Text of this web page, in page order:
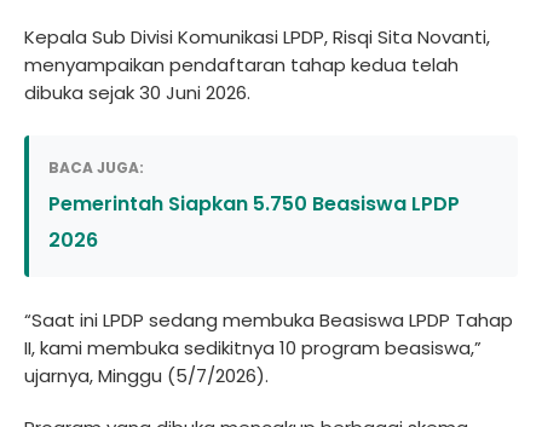
Kepala Sub Divisi Komunikasi LPDP, Risqi Sita Novanti,
menyampaikan pendaftaran tahap kedua telah
dibuka sejak 30 Juni 2026.
BACA JUGA:
Pemerintah Siapkan 5.750 Beasiswa LPDP
2026
“Saat ini LPDP sedang membuka Beasiswa LPDP Tahap
II, kami membuka sedikitnya 10 program beasiswa,”
ujarnya, Minggu (5/7/2026).